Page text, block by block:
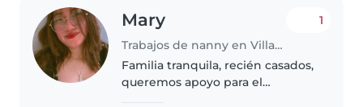
Mary
Trabajos de nanny en Villahermosa
1
Familia tranquila, recién casados,
queremos apoyo para el